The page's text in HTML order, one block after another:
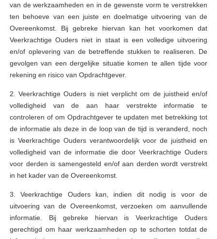
van de werkzaamheden en in de gewenste vorm te verstrekken
ten behoeve van een juiste en doelmatige uitvoering van de
Overeenkomst. Bij gebreke hiervan kan het voorkomen dat
Veerkrachtige Ouders niet in staat is een volledige uitvoering
en/of oplevering van de betreffende stukken te realiseren. De
gevolgen van een dergelijke situatie komen te allen tijde voor
rekening en risico van Opdrachtgever.
2. Veerkrachtige Ouders is niet verplicht om de juistheid en/of
volledigheid van de aan haar verstrekte informatie te
controleren of om Opdrachtgever te updaten met betrekking tot
de informatie als deze in de loop van de tijd is veranderd, noch
is Veerkrachtige Ouders verantwoordelijk voor de juistheid en
volledigheid van de informatie die door Veerkrachtige Ouders
voor derden is samengesteld en/of aan derden wordt verstrekt
in het kader van de Overeenkomst.
3. Veerkrachtige Ouders kan, indien dit nodig is voor de
uitvoering van de Overeenkomst, verzoeken om aanvullende
informatie. Bij gebreke hiervan is Veerkrachtige Ouders
gerechtigd om haar werkzaamheden op te schorten totdat de